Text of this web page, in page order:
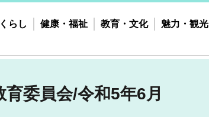
くらし 健康・福祉 教育・文化 魅力・観光
育委員会/令和5年6月